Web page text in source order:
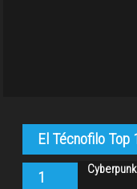
El Técnofilo Top
1